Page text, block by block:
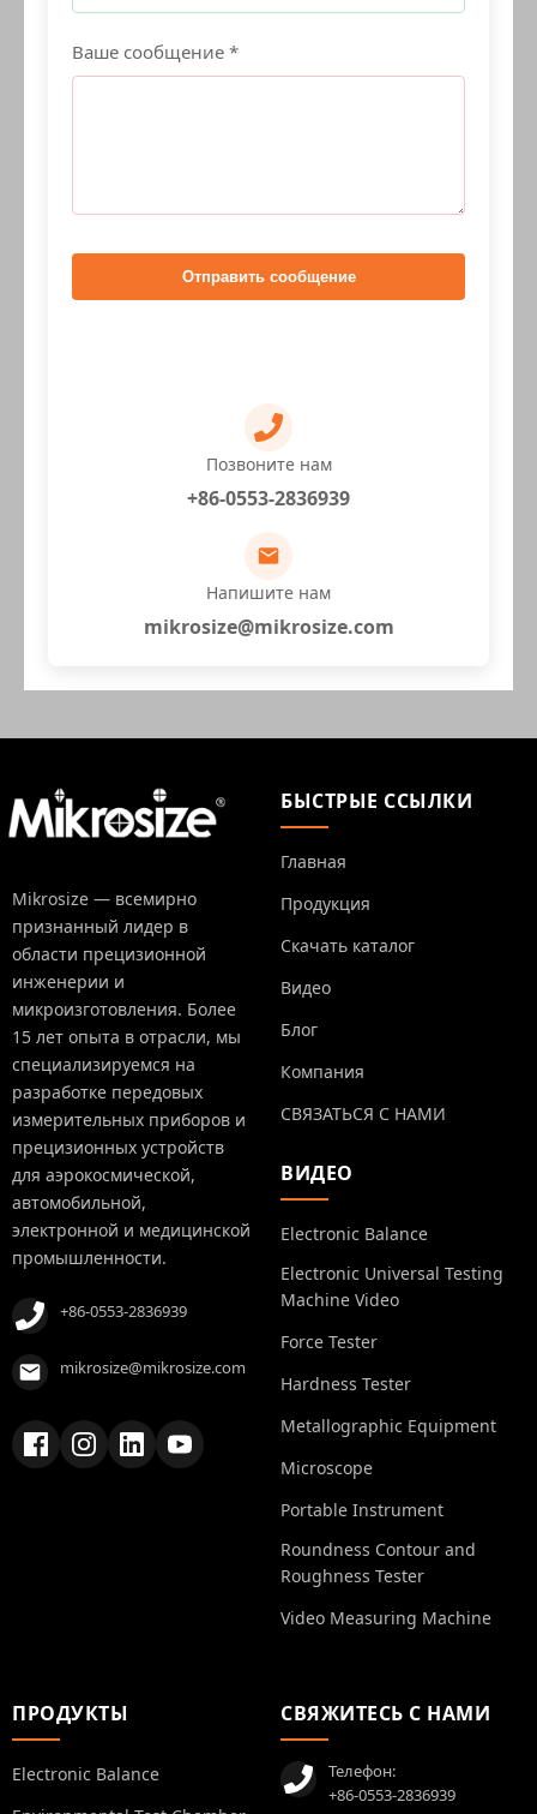
Ваше сообщение *
Отправить сообщение
Позвоните нам
+86-0553-2836939
Напишите нам
mikrosize@mikrosize.com
Mikrosize — всемирно
признанный лидер в
области прецизионной
инженерии и
микроизготовления. Более
15 лет опыта в отрасли, мы
специализируемся на
разработке передовых
измерительных приборов и
прецизионных устройств
для аэрокосмической,
автомобильной,
электронной и медицинской
промышленности.
+86-0553-2836939
mikrosize@mikrosize.com
БЫСТРЫЕ ССЫЛКИ
Главная
Продукция
Скачать каталог
Видео
Блог
Компания
СВЯЗАТЬСЯ С НАМИ
ВИДЕО
Electronic Balance
Electronic Universal Testing
Machine Video
Force Tester
Hardness Tester
Metallographic Equipment
Microscope
Portable Instrument
Roundness Contour and
Roughness Tester
Video Measuring Machine
ПРОДУКТЫ
Electronic Balance
СВЯЖИТЕСЬ С НАМИ
Телефон:
+86-0553-2836939